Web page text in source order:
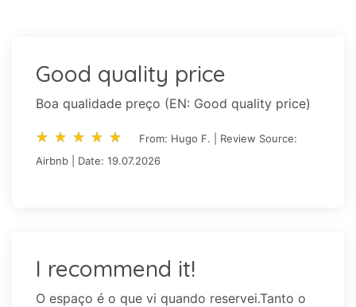
Good quality price
Boa qualidade preço (EN: Good quality price)
star_rate star_rate star_rate star_rate star_rate
star_rate star_rate star_rate star_rate star_rate
From: Hugo F. | Review Source:
Airbnb | Date: 19.07.2026
I recommend it!
O espaço é o que vi quando reservei.Tanto o